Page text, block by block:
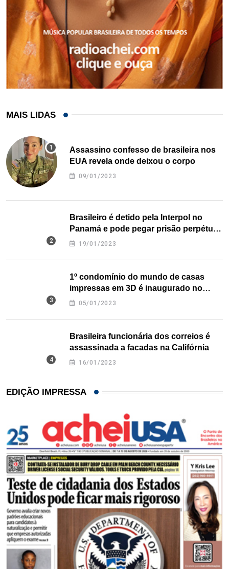
MAIS LIDAS
Assassino confesso de brasileira nos
EUA revela onde deixou o corpo
09/01/2023
Brasileiro é detido pela Interpol no
Panamá e pode pegar prisão perpétua
nos EUA
19/01/2023
1º condomínio do mundo de casas
impressas em 3D é inaugurado no
Texas
05/01/2023
Brasileira funcionária dos correios é
assassinada a facadas na Califórnia
16/01/2023
EDIÇÃO IMPRESSA